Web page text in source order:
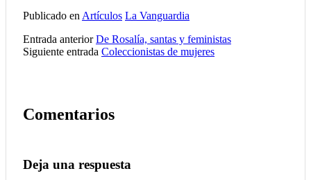
Publicado en Artículos La Vanguardia
Entrada anterior De Rosalía, santas y feministas
Siguiente entrada Coleccionistas de mujeres
Comentarios
Deja una respuesta